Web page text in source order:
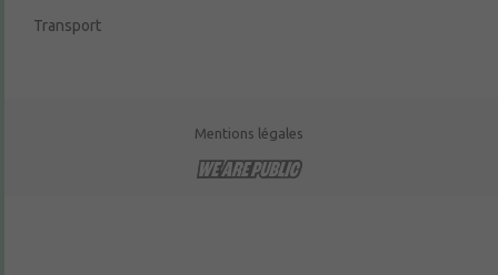
Transport
Mentions légales